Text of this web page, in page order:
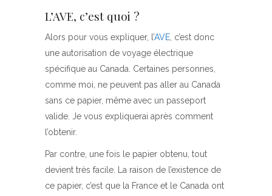
L’AVE, c’est quoi ?
Alors pour vous expliquer, l’AVE , c’est donc
une autorisation de voyage électrique
spécifique au Canada. Certaines personnes,
comme moi, ne peuvent pas aller au Canada
sans ce papier, même avec un passeport
valide. Je vous expliquerai après comment
l’obtenir.
Par contre, une fois le papier obtenu, tout
devient très facile. La raison de l’existence de
ce papier, c’est que la France et le Canada ont